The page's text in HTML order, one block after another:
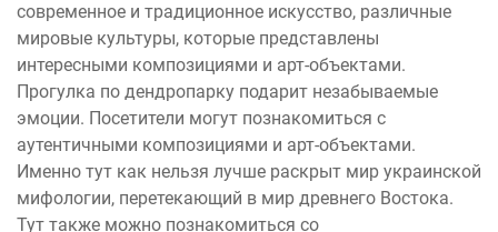
современное и традиционное искусство, различные
мировые культуры, которые представлены
интересными композициями и арт-объектами.
Прогулка по дендропарку подарит незабываемые
эмоции. Посетители могут познакомиться с
аутентичными композициями и арт-объектами.
Именно тут как нельзя лучше раскрыт мир украинской
мифологии, перетекающий в мир древнего Востока.
Тут также можно познакомиться со